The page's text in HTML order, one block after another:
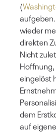
(
wieder
direkten
Nicht
eingelöst
dem
auf